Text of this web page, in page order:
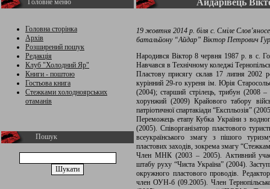
Головне меню
Головна сторінка
Архів
Розширений пошук
Редакція
Клуб "Холодний Яр"
Книги - поштою
Гостьова книга
Стежками холодноярських
отаманів
Пошук
Айдарівець
19 жовтня 2014 р. біля с. Сміле
батальйону “Айдар” Віктор Петрович
Народився Віктор 8 червня 1987 р. в с.
Навчався в Технічному коледжі
Пластову присягу склав 17 липня 2002
курінний 29-го куреня ім. Юрія
(2004); старший стрілець, трибун (2008
хорунжий (2009) Крайового табору
патріотичної спартакіади “Експльозія”
Переможець етапу Кубка України з
(2005). Співорганізатор пластового
всеукраїнського змагу з пішого
пластових заходів, зокрема змагу
Член МНК (2003 – 2005). Активний
штабу руху “Чиста Україна” (2004).
окружного пластового проводів.
член ОУН-б (09.2005). Член